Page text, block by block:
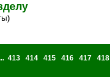
413 414 415 416 417 418